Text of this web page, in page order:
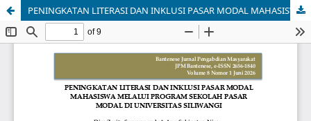
PENINGKATAN LITERASI DAN INKLUSI PASAR MODAL MAHASISWA MELALUI PROGRAM SEKOLAH PASAR MODAL DI UNIVERSITAS SILIWANGI